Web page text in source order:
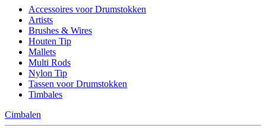
Accessoires voor Drumstokken
Artists
Brushes & Wires
Houten Tip
Mallets
Multi Rods
Nylon Tip
Tassen voor Drumstokken
Timbales
Cimbalen